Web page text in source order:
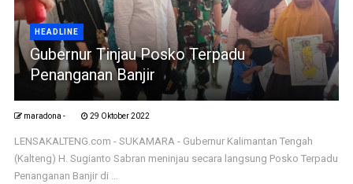
HEADLINE
Gubernur Tinjau Posko Terpadu
Penanganan Banjir
maradona - 29 Oktober 2022
LENSAKALTENG.com - SUKAMARA - Gubernur Kalimantan Tengah
(Kalteng) H. Sugianto Sabran meninjau secara langsung Posko Terpadu
Penanganan Banjir di ...